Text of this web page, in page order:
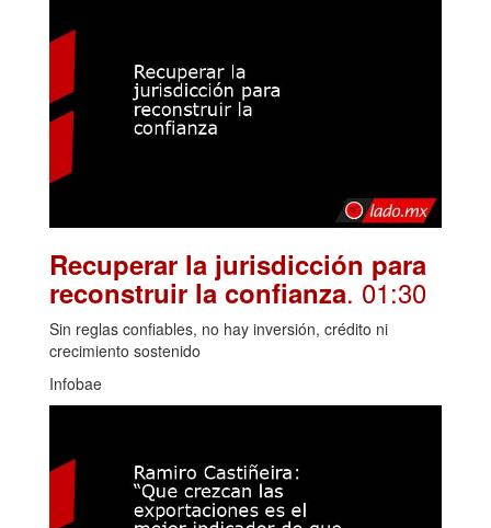
Recuperar la jurisdicción para
reconstruir la confianza. 01:30
Sin reglas confiables, no hay inversión, crédito ni
crecimiento sostenido
Infobae